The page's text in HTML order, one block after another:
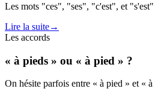
Les mots "ces", "ses", "c'est", et
Lire la suite→
Les accords
« à pieds » ou « à pied » ?
On hésite parfois entre « à pied » et «